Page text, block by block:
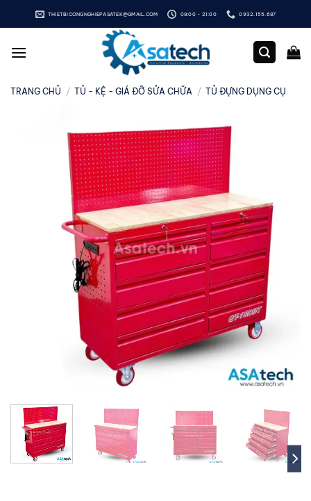
qua
dung
THIETBICONGNGHIEPASATEK@GMAIL.COM 08:00 - 21:00 0932.155.687
TRANG CHỦ / TỦ - KỆ - GIÁ ĐỠ SỬA CHỮA / TỦ ĐỰNG DỤNG CỤ